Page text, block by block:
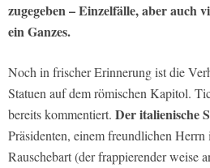
zugegeben – Einzelfälle, aber auch
ein Ganzes.
Noch in frischer Erinnerung ist die
Statuen auf dem römischen Kapitol.
bereits kommentiert. Der italienische
Präsidenten, einem freundlichen
Rauschebart (der frappierender weise